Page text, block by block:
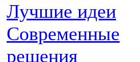
Лучшие идеи
Современные
решения